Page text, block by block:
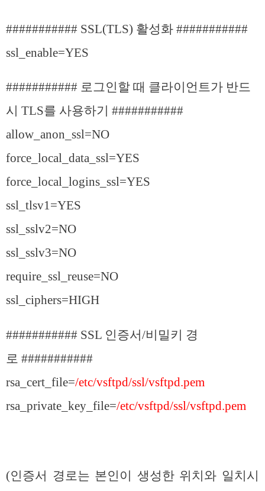
########### SSL(TLS) 활성화 ###########
ssl_enable=YES
########### 로그인할 때 클라이언트가 반드
시 TLS를 사용하기 ###########
allow_anon_ssl=NO
force_local_data_ssl=YES
force_local_logins_ssl=YES
ssl_tlsv1=YES
ssl_sslv2=NO
ssl_sslv3=NO
require_ssl_reuse=NO
ssl_ciphers=HIGH
########### SSL 인증서/비밀키 경
로 ###########
rsa_cert_file=/etc/vsftpd/ssl/vsftpd.pem
rsa_private_key_file=/etc/vsftpd/ssl/vsftpd.pem
(인증서 경로는 본인이 생성한 위치와 일치시